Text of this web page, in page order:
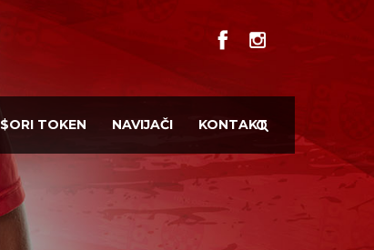
$ORI TOKEN NAVIJAČI KONTAKT